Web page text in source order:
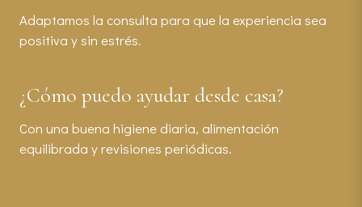
Adaptamos la consulta para que la experiencia sea
positiva y sin estrés.
¿Cómo puedo ayudar desde casa?
Con una buena higiene diaria, alimentación
equilibrada y revisiones periódicas.